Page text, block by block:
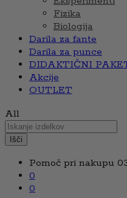
Fizika
Biologija
Darila za fante
Darila za punce
DIDAKTIČNI
Akcije
OUTLET
All
Išči
Pomoč pri nakupu
0
0